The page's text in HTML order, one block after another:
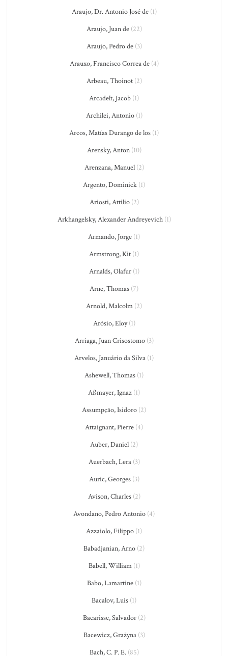
Araujo, Dr. Antonio José de(1)
Araujo, Juan de(22)
Araujo, Pedro de(3)
Arauxo, Francisco Correa de(4)
Arbeau, Thoinot(2)
Arcadelt, Jacob (1)
Archilei, Antonio(1)
Arcos, Matías Durango de los (1)
Arensky, Anton(10)
Arenzana, Manuel(2)
Argento, Dominick (1)
Ariosti, Attilio(2)
Arkhangelsky, Alexander Andreyevich(1)
Armando, Jorge (1)
Armstrong, Kit (1)
Arnalds, Olafur(1)
Arne, Thomas (7)
Arnold, Malcolm (2)
Arósio, Eloy(1)
Arriaga, Juan Crisostomo(3)
Arvelos, Januário da Silva (1)
Ashewell, Thomas (1)
Aßmayer, Ignaz (1)
Assumpção, Isidoro (2)
Attaignant, Pierre (4)
Auber, Daniel (2)
Auerbach, Lera(3)
Auric, Georges(3)
Avison, Charles(2)
Avondano, Pedro Antonio (4)
Azzaiolo, Filippo (1)
Babadjanian, Arno (2)
Babell, William(1)
Babo, Lamartine(1)
Bacalov, Luis (1)
Bacarisse, Salvador(2)
Bacewicz, Grażyna(3)
Bach, C. P. E.(85)